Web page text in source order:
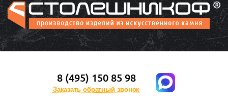
8 (495) 150 85 98
Заказать обратный звонок